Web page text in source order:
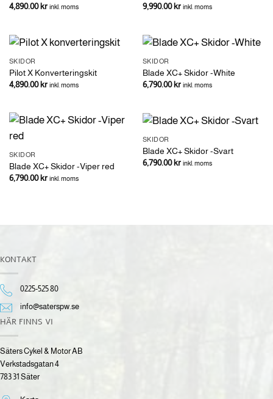
4,890.00kr inkl. moms
9,990.00kr inkl. moms
SKIDOR
Pilot X Konverteringskit
4,890.00kr inkl. moms
SKIDOR
Blade XC+ Skidor -White
6,790.00kr inkl. moms
SKIDOR
Blade XC+ Skidor -Viper red
6,790.00kr inkl. moms
SKIDOR
Blade XC+ Skidor -Svart
6,790.00kr inkl. moms
KONTAKT
0225-525 80
info@saterspw.se
HÄR FINNS VI
Säters Cykel & Motor AB
Verkstadsgatan 4
783 31 Säter